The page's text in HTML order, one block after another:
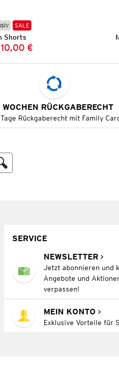
SALE
Shorts
Preis:
Preis:
10,00 €
RÜCKGABERECHT
Rückgaberecht mit Family
SERVICE
NEWSLETTER
Jetzt abonnieren und
Angebote und
verpassen!
MEIN KONTO
Exklusive Vorteile für